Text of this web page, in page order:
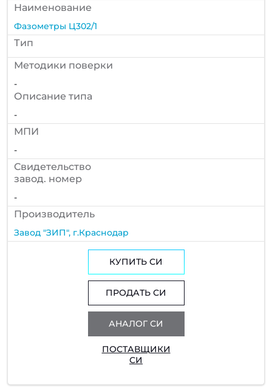
Наименование
Фазометры Ц302/1
Тип
Методики поверки
-
Описание типа
-
МПИ
-
Cвидетельство
завод. номер
-
Производитель
Завод "ЗИП", г.Краснодар
КУПИТЬ СИ
ПРОДАТЬ СИ
АНАЛОГ СИ
ПОСТАВЩИКИ
СИ